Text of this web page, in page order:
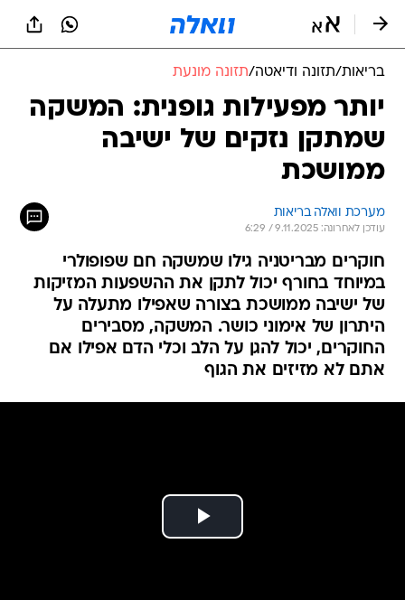
בריאות/תזונה ודיאטה/תזונה מונעת
יותר מפעילות גופנית: המשקה
שמתקן נזקים של ישיבה
ממושכת
מערכת וואלה בריאות
עודכן לאחרונה: 9.11.2025 / 6:29
חוקרים מבריטניה גילו שמשקה חם שפופולרי
במיוחד בחורף יכול לתקן את ההשפעות המזיקות
של ישיבה ממושכת בצורה שאפילו מתעלה על
היתרון של אימוני כושר. המשקה, מסבירים
החוקרים, יכול להגן על הלב וכלי הדם אפילו אם
אתם לא מזיזים את הגוף